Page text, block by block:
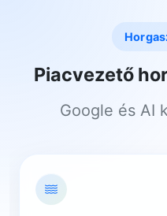
Piacvezető
Google és AI